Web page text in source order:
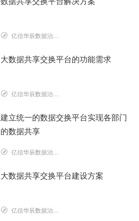
亿信华辰数据治理研究院
大数据共享交换平台的功能需求
亿信华辰数据治理研究院
建立统一的数据交换平台实现各部门
的数据共享
亿信华辰数据治理研究院
大数据共享交换平台建设方案
亿信华辰数据治理研究院